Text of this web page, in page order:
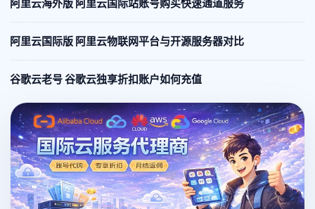
阿里云海外版 阿里云国际站账号购买快速通道服务
阿里云国际版 阿里云物联网平台与开源服务器对比
谷歌云老号 谷歌云独享折扣账户如何充值